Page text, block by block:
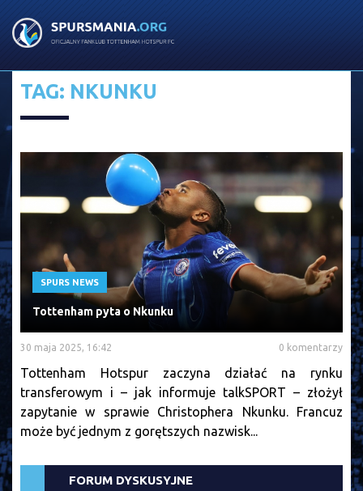
TAG: NKUNKU
SPURS NEWS
Tottenham pyta o Nkunku
30 maja 2025, 16:42 0 komentarzy
Tottenham Hotspur zaczyna działać na rynku
transferowym i – jak informuje talkSPORT – złożył
zapytanie w sprawie Christophera Nkunku. Francuz
może być jednym z gorętszych nazwisk...
FORUM DYSKUSYJNE